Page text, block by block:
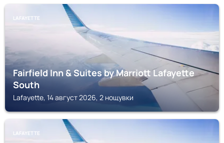
LAFAYETTE
Fairfield Inn & Suites by Marriott Lafayette
South
Lafayette, 14 август 2026, 2 нощувки
LAFAYETTE